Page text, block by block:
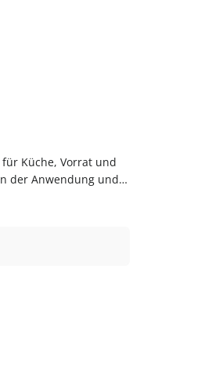
Küche, Vorrat und
der Anwendung und
glaeser-und-dosen.de.